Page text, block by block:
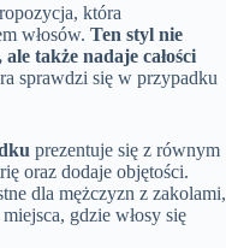
która
włosów. Ten styl nie
także nadaje całości
sprawdzi się w przypadku
prezentuje się z równym
oraz dodaje objętości.
dla mężczyzn z zakolami,
gdzie włosy się